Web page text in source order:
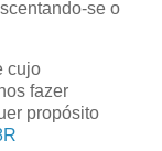
se o
cujo
fazer
propósito